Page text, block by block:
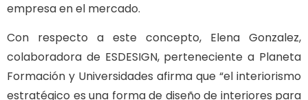
empresa en el mercado.
Con respecto a este concepto, Elena Gonzalez,
colaboradora de ESDESIGN, perteneciente a Planeta
Formación y Universidades afirma que “el interiorismo
estratégico es una forma de diseño de interiores para